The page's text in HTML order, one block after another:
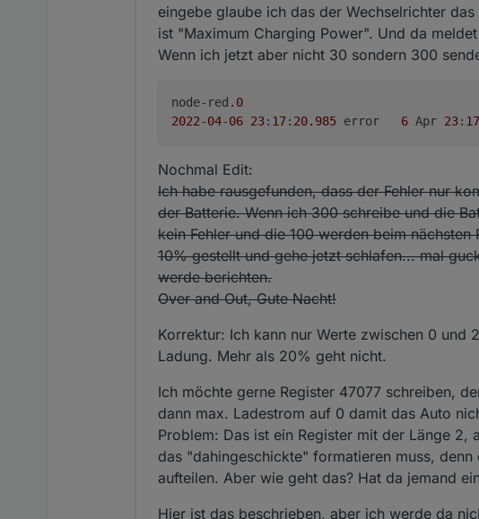
eingebe glaube ich das der Wechselrichter
ist "Maximum Charging Power". Und da
Wenn ich jetzt aber nicht 30 sondern 300
node-red .0
2022-04-06 23: 17: 20.985 6 Apr 23: 17
Nochmal Edit:
Ich habe rausgefunden, dass der Fehler nur
der Batterie. Wenn ich 300 schreibe und die
kein Fehler und die 100 werden beim
10% gestellt und gehe jetzt schlafen... mal
werde berichten.
Over and Out, Gute Nacht!
Korrektur: Ich kann nur Werte zwischen 0 und
Ladung. Mehr als 20% geht nicht.
Ich möchte gerne Register 47077 schreiben,
dann max. Ladestrom auf 0 damit das Auto
Problem: Das ist ein Register mit der Länge
das "dahingeschickte" formatieren muss,
aufteilen. Aber wie geht das? Hat da jemand
Hier ist das beschrieben, aber ich werde da